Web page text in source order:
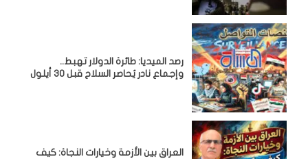
رصد الميديا: طائرة الدولار تهبط..
وإجماع نادر يُحاصر السلاح قبل 30 أيلول
العراق بين الأزمة وخيارات النجاة: كيف